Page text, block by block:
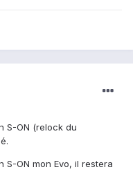
S-ON (relock du
S-ON mon Evo, il restera